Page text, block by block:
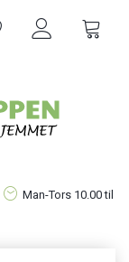
Man-Tors 10.00 til